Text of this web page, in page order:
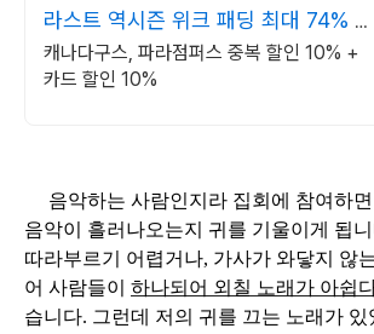
라스트 역시즌 위크 패딩 최대 74% 할
인
캐나다구스, 파라점퍼스 중복 할인 10% +
카드 할인 10%
음악하는 사람인지라 집회에 참여하면
음악이 흘러나오는지 귀를 기울이게 됩
따라부르기 어렵거나, 가사가 와닿지 않
어 사람들이 하나되어 외칠 노래가 아쉽
습니다. 그런데 저의 귀를 끄는 노래가 있